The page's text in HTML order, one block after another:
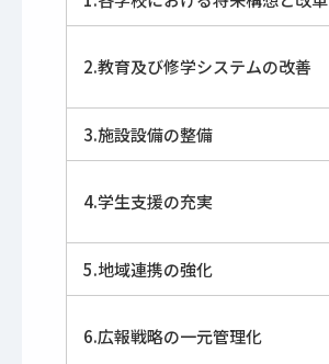
2.教育及び修学システムの改善
3.施設設備の整備
4.学生支援の充実
5.地域連携の強化
6.広報戦略の一元管理化